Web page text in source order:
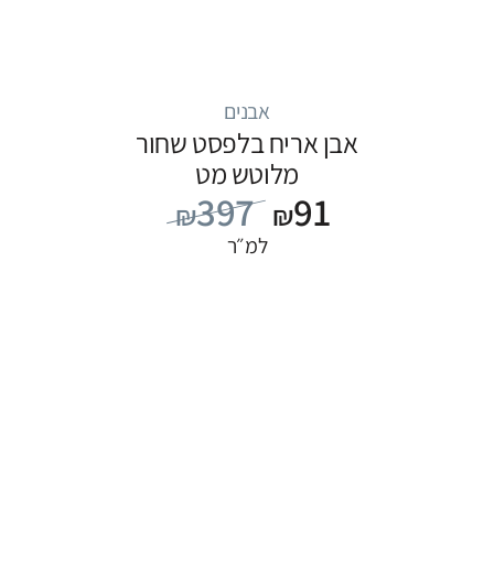
אבנים
אבן אריח בלפסט שחור
מלוטש מט
₪397 ₪91
למ״ר